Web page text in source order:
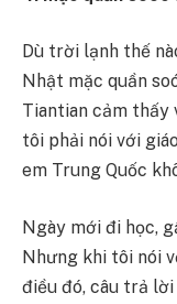
Dù trời lạnh thế
Nhật mặc quần
Tiantian cảm thấy
tôi phải nói với
em Trung Quốc
Ngày mới đi học,
Nhưng khi tôi nói
điều đó, câu trả lời